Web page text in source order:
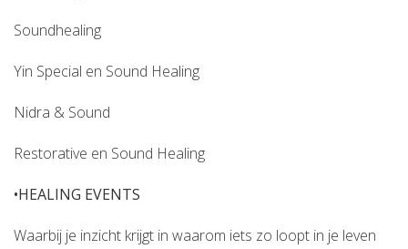
Soundhealing
Yin Special en Sound Healing
Nidra & Sound
Restorative en Sound Healing
•HEALING EVENTS
Waarbij je inzicht krijgt in waarom iets zo loopt in je leven